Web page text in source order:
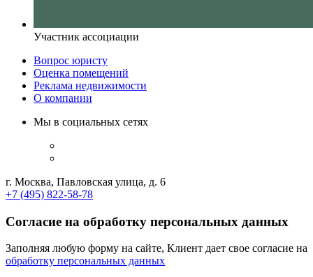
Участник ассоциации
Вопрос юристу
Оценка помещений
Реклама недвижимости
О компании
Мы в социальных сетях
г. Москва, Павловская улица, д. 6
+7 (495) 822-58-78
Согласие на обработку персональных данных
Заполняя любую форму на сайте, Клиент дает свое согласие на
обработку персональных данных